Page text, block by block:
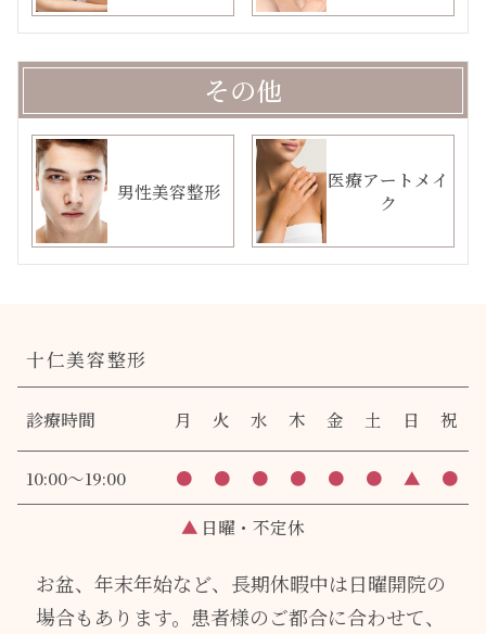
その他
男性美容整形
医療アートメイ
ク
十仁美容整形
診療時間 月 火 水 木 金 土 日 祝
10:00～19:00 ● ● ● ● ● ● ▲ ●
▲ 日曜・不定休
お盆、年末年始など、長期休暇中は日曜開院の
場合もあります。 患者様のご都合に合わせて、